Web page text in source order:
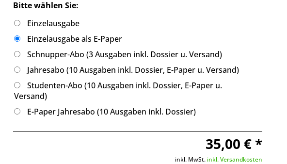
Bitte wählen Sie:
Einzelausgabe
Einzelausgabe als E-Paper
Schnupper-Abo (3 Ausgaben inkl. Dossier u. Versand)
Jahresabo (10 Ausgaben inkl. Dossier, E-Paper u. Versand)
Studenten-Abo (10 Ausgaben inkl. Dossier, E-Paper u.
Versand)
E-Paper Jahresabo (10 Ausgaben inkl. Dossier)
35,00 € *
inkl. MwSt. inkl. Versandkosten